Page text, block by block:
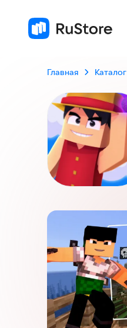
Главная Каталог
Скриншоты